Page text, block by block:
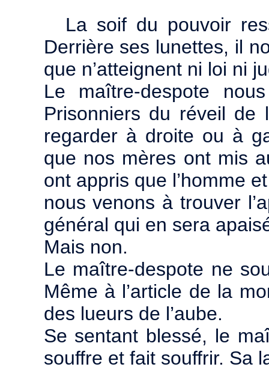
La soif du pouvoir
Derrière ses lunettes, il
que n’atteignent ni loi ni
Le maître-despote
Prisonniers du réveil de
regarder à droite ou à
que nos mères ont mis
ont appris que l’homme
nous venons à trouver
général qui en sera
Mais non.
Le maître-despote ne
Même à l’article de la
des lueurs de l’aube.
Se sentant blessé, le
souffre et fait souffrir. Sa